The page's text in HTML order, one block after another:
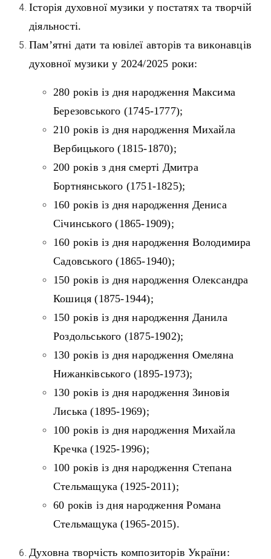
Історія духовної музики у постатях та творчій
діяльності.
Пам’ятні дати та ювілеї авторів та виконавців
духовної музики у 2024/2025 роки:
280 років із дня народження Максима
Березовського (1745-1777);
210 років із дня народження Михайла
Вербицького (1815-1870);
200 років з дня смерті Дмитра
Бортнянського (1751-1825);
160 років із дня народження Дениса
Січинського (1865-1909);
160 років із дня народження Володимира
Садовського (1865-1940);
150 років із дня народження Олександра
Кошиця (1875-1944);
150 років із дня народження Данила
Роздольського (1875-1902);
130 років із дня народження Омеляна
Нижанківського (1895-1973);
130 років із дня народження Зиновія
Лиська (1895-1969);
100 років із дня народження Михайла
Кречка (1925-1996);
100 років із дня народження Степана
Стельмащука (1925-2011);
60 років із дня народження Романа
Стельмащука (1965-2015).
Духовна творчість композиторів України: